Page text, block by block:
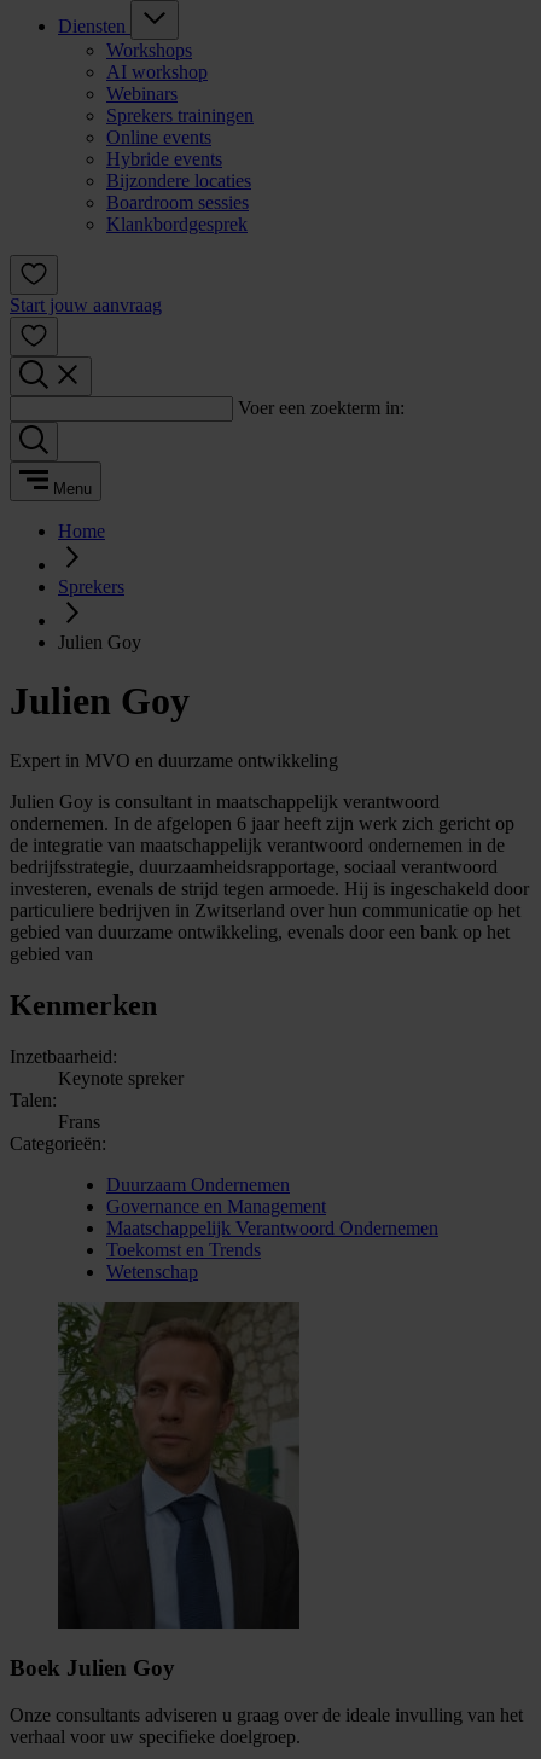
Diensten
Workshops
AI workshop
Webinars
Sprekers trainingen
Online events
Hybride events
Bijzondere locaties
Boardroom sessies
Klankbordgesprek
Start jouw aanvraag
Voer een zoekterm in:
Menu
Home
Sprekers
Julien Goy
Julien Goy
Expert in MVO en duurzame ontwikkeling
Julien Goy is consultant in maatschappelijk verantwoord
ondernemen. In de afgelopen 6 jaar heeft zijn werk zich gericht op
de integratie van maatschappelijk verantwoord ondernemen in de
bedrijfsstrategie, duurzaamheidsrapportage, sociaal verantwoord
investeren, evenals de strijd tegen armoede. Hij is ingeschakeld door
particuliere bedrijven in Zwitserland over hun communicatie op het
gebied van duurzame ontwikkeling, evenals door een bank op het
gebied van
Kenmerken
Inzetbaarheid:
Keynote spreker
Talen:
Frans
Categorieën:
Duurzaam Ondernemen
Governance en Management
Maatschappelijk Verantwoord Ondernemen
Toekomst en Trends
Wetenschap
Boek Julien Goy
Onze consultants adviseren u graag over de ideale invulling van het
verhaal voor uw specifieke doelgroep.